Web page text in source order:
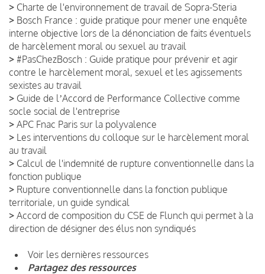
> Charte de l'environnement de travail de Sopra-Steria
> Bosch France : guide pratique pour mener une enquête
interne objective lors de la dénonciation de faits éventuels
de harcèlement moral ou sexuel au travail
> #PasChezBosch : Guide pratique pour prévenir et agir
contre le harcèlement moral, sexuel et les agissements
sexistes au travail
> Guide de lʼAccord de Performance Collective comme
socle social de l'entreprise
> APC Fnac Paris sur la polyvalence
> Les interventions du colloque sur le harcèlement moral
au travail
> Calcul de l'indemnité de rupture conventionnelle dans la
fonction publique
> Rupture conventionnelle dans la fonction publique
territoriale, un guide syndical
> Accord de composition du CSE de Flunch qui permet à la
direction de désigner des élus non syndiqués
Voir les dernières ressources
Partagez des ressources